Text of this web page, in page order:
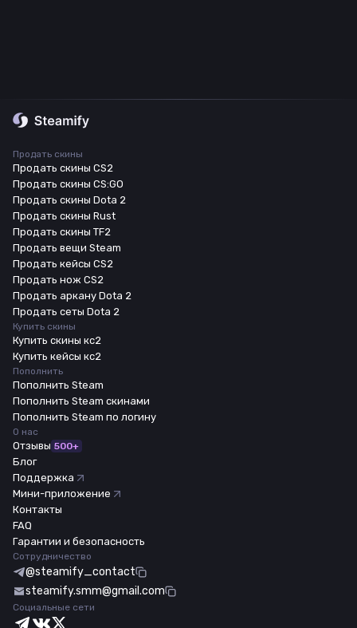
Продать скины
Продать скины CS2
Продать скины CS:GO
Продать скины Dota 2
Продать скины Rust
Продать скины TF2
Продать вещи Steam
Продать кейсы CS2
Продать нож CS2
Продать аркану Dota 2
Продать сеты Dota 2
Купить скины
Купить скины кс2
Купить кейсы кс2
Пополнить
Пополнить Steam
Пополнить Steam скинами
Пополнить Steam по логину
О нас
Отзывы 500+
Блог
Поддержка
Мини-приложение
Контакты
FAQ
Гарантии и безопасность
Сотрудничество
@steamify_contact
steamify.smm@gmail.com
Социальные сети